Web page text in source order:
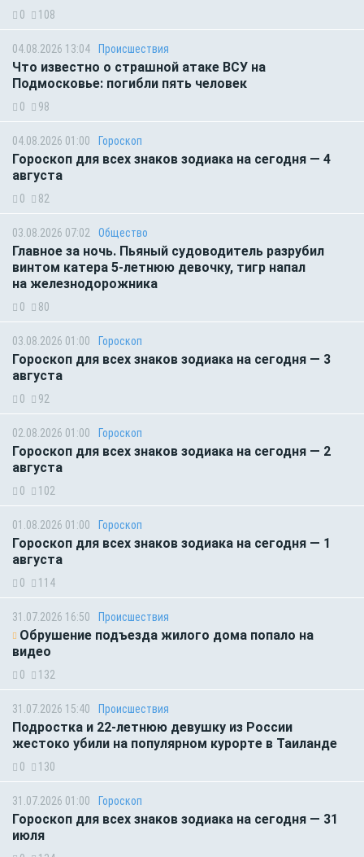
0 108
04.08.2026 13:04 Происшествия
Что известно о страшной атаке ВСУ на
Подмосковье: погибли пять человек
0 98
04.08.2026 01:00 Гороскоп
Гороскоп для всех знаков зодиака на сегодня — 4
августа
0 82
03.08.2026 07:02 Общество
Главное за ночь. Пьяный судоводитель разрубил
винтом катера 5-летнюю девочку, тигр напал
на железнодорожника
0 80
03.08.2026 01:00 Гороскоп
Гороскоп для всех знаков зодиака на сегодня — 3
августа
0 92
02.08.2026 01:00 Гороскоп
Гороскоп для всех знаков зодиака на сегодня — 2
августа
0 102
01.08.2026 01:00 Гороскоп
Гороскоп для всех знаков зодиака на сегодня — 1
августа
0 114
31.07.2026 16:50 Происшествия
Обрушение подъезда жилого дома попало на
видео
0 132
31.07.2026 15:40 Происшествия
Подростка и 22-летнюю девушку из России
жестоко убили на популярном курорте в Таиланде
0 130
31.07.2026 01:00 Гороскоп
Гороскоп для всех знаков зодиака на сегодня — 31
июля